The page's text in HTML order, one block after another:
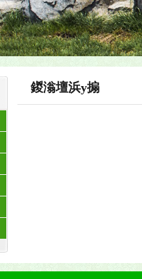
鍐滃壇浜у搧